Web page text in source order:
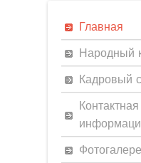
Главная
Народный
Кадровый
Контактная